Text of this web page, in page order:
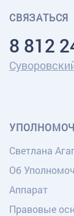
СВЯЗАТЬСЯ
8 812
Светлана
Об
Аппарат
Правовые